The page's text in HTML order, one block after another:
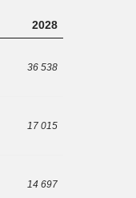
2028
36 538
17 015
14 697